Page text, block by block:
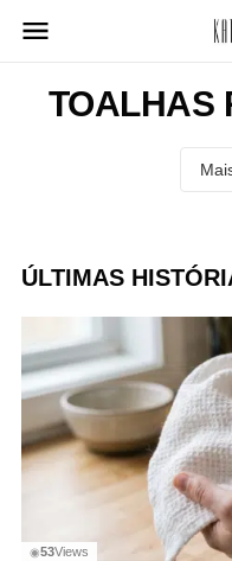
para
conteúdoTOALHAS
ÚLTIMAS
◉53Views